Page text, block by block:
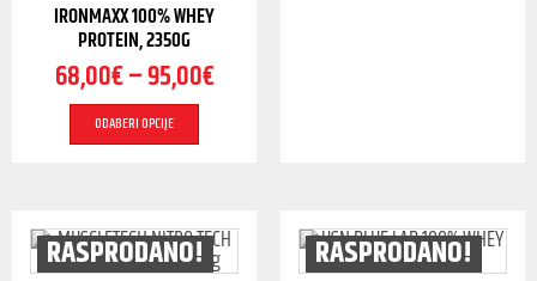
IRONMAXX 100% WHEY
PROTEIN, 2350G
68,00€–95,00€
ODABERI OPCIJE
RASPRODANO! RASPRODANO!